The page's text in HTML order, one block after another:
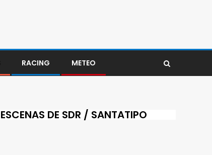
RACING METEO
ESCENAS DE SDR / SANTATIPO